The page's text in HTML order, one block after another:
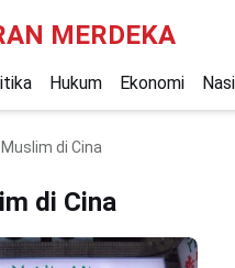
MERDEKA
Hukum Ekonomi
Muslim di Cina
di Cina